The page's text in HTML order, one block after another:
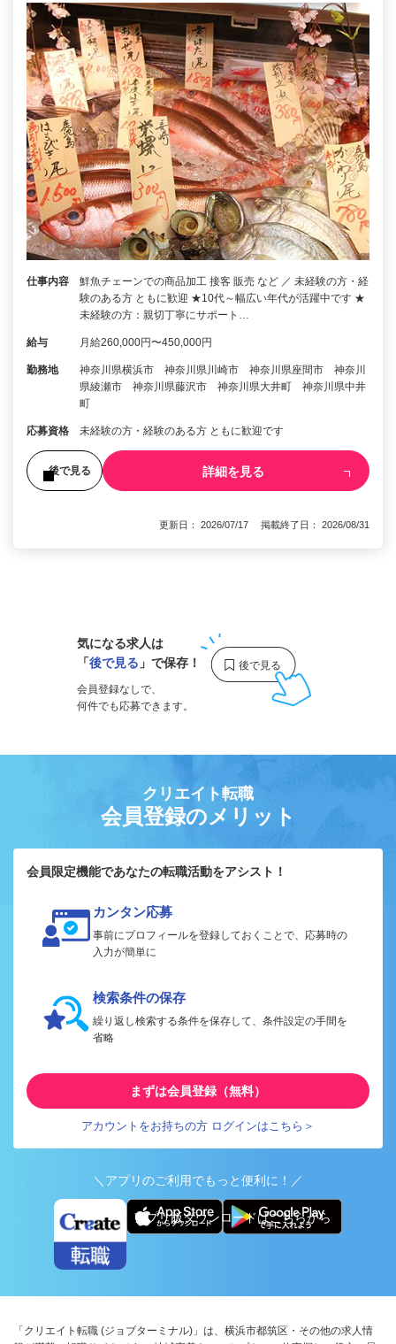
仕事内容
鮮魚チェーンでの商品加工 接客 販売 など ／ 未経験の方・経
験のある方 ともに歓迎 ★10代～幅広い年代が活躍中です ★
未経験の方：親切丁寧にサポート…
給与 月給260,000円〜450,000円
勤務地
神奈川県横浜市 神奈川県川崎市 神奈川県座間市 神奈川
県綾瀬市 神奈川県藤沢市 神奈川県大井町 神奈川県中井
町
応募資格 未経験の方・経験のある方 ともに歓迎です
後で見る 詳細を見る
更新日： 2026/07/17 掲載終了日： 2026/08/31
気になる求人は
「後で見る 」で保存！
会員登録なしで、
何件でも応募できます。
クリエイト転職
会員登録のメリット
会員限定機能であなたの転職活動をアシスト！
カンタン応募
事前にプロフィールを登録しておくことで、応募時の
入力が簡単に
検索条件の保存
繰り返し検索する条件を保存して、条件設定の手間を
省略
まずは会員登録（無料）
アカウントをお持ちの方 ログインはこちら＞
＼アプリのご利用でもっと便利に！／
アプリ版ダウンロードはこちらから
「クリエイト転職 (ジョブターミナル)」は、横浜市都筑区・その他の求人情